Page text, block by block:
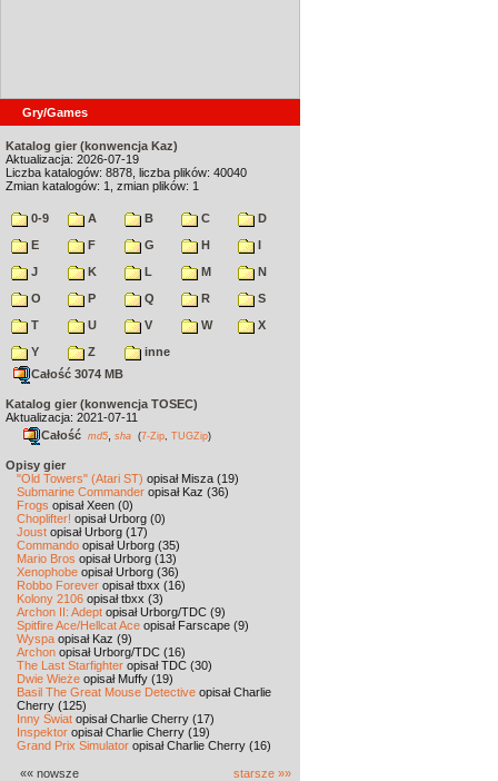
Gry/Games
Katalog gier (konwencja Kaz)
Aktualizacja: 2026-07-19
Liczba katalogów: 8878, liczba plików: 40040
Zmian katalogów: 1, zmian plików: 1
0-9 A B C
D
E
F G H
I
J
K L M
N
O
P Q R
S
T
U V W
X
Y
Z
inne
Całość 3074 MB
Katalog gier (konwencja TOSEC)
Aktualizacja: 2021-07-11
Całość md5 sha (7-Zip TUGZip)
Opisy gier
"Old Towers" (Atari ST) opisał Misza (19)
Submarine Commander opisał Kaz (36)
Frogs opisał Xeen (0)
Choplifter! opisał Urborg (0)
Joust opisał Urborg (17)
Commando opisał Urborg (35)
Mario Bros opisał Urborg (13)
Xenophobe opisał Urborg (36)
Robbo Forever opisał tbxx (16)
Kolony 2106 opisał tbxx (3)
Archon II: Adept opisał Urborg/TDC (9)
Spitfire Ace/Hellcat Ace opisał Farscape (9)
Wyspa opisał Kaz (9)
Archon opisał Urborg/TDC (16)
The Last Starfighter opisał TDC (30)
Dwie Wieże opisał Muffy (19)
Basil The Great Mouse Detective opisał Charlie
Cherry (125)
Inny Świat opisał Charlie Cherry (17)
Inspektor opisał Charlie Cherry (19)
Grand Prix Simulator opisał Charlie Cherry (16)
«« nowsze starsze »»